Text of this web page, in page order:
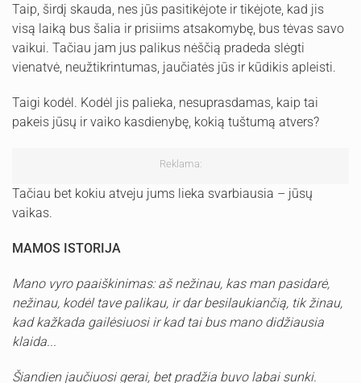
Taip, širdį skauda, nes jūs pasitikėjote ir tikėjote, kad jis
visą laiką bus šalia ir prisiims atsakomybę, bus tėvas savo
vaikui. Tačiau jam jus palikus nėščią pradeda slėgti
vienatvė, neužtikrintumas, jaučiatės jūs ir kūdikis apleisti.
Taigi kodėl. Kodėl jis palieka, nesuprasdamas, kaip tai
pakeis jūsų ir vaiko kasdienybę, kokią tuštumą atvers?
Reklama:
Tačiau bet kokiu atveju jums lieka svarbiausia – jūsų
vaikas.
MAMOS ISTORIJA
Mano vyro paaiškinimas: aš nežinau, kas man pasidarė,
nežinau, kodėl tave palikau, ir dar besilaukiančią, tik žinau,
kad kažkada gailėsiuosi ir kad tai bus mano didžiausia
klaida...
Šiandien jaučiuosi gerai, bet pradžia buvo labai sunki.